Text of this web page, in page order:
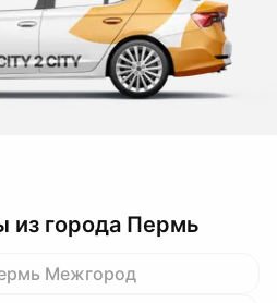
из города Пермь
Межгород